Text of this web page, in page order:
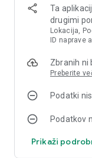
učinkovitejšo.
nadgradite vsako
uživala vsaka
Usposobite svoje
pomagajte vsaki
pametno
tudi ko ste brez
💼 Postanite tajkun
Pizza Ready
Ta
drugimi
Lokacija,
ID naprave
Zbranih ni
Preberite
Podatki
Podatkov
Prikaži